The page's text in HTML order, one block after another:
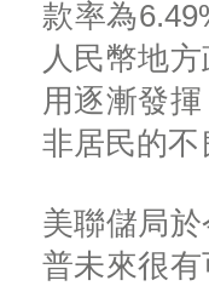
款率為
人民幣地
用逐漸發
非居民的
美聯儲局
普未來很